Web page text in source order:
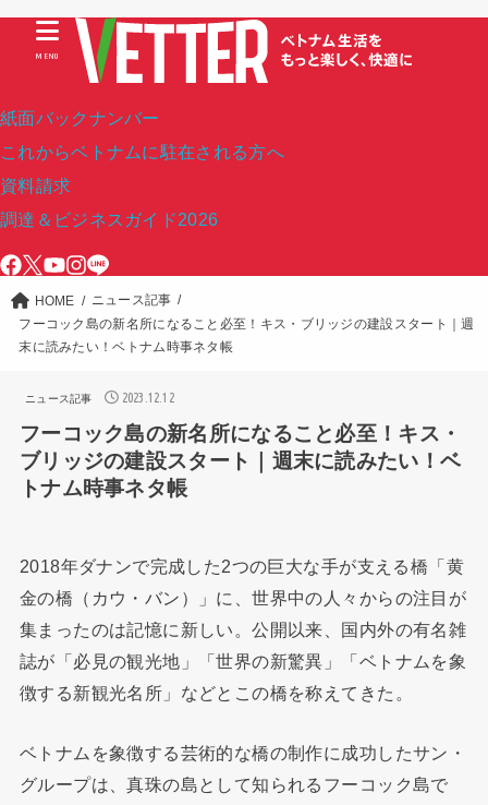
紙面バックナンバー
これからベトナムに駐在される方へ
資料請求
調達＆ビジネスガイド2026
MENU
HOME
ニュース記事
フーコック島の新名所になること必至！キス・ブリッジの建設スタート｜週
末に読みたい！ベトナム時事ネタ帳
ニュース記事 2023.12.12
フーコック島の新名所になること必至！キス・
ブリッジの建設スタート｜週末に読みたい！ベ
トナム時事ネタ帳
2018年ダナンで完成した2つの巨大な手が支える橋「黄
金の橋（カウ・バン）」に、世界中の人々からの注目が
集まったのは記憶に新しい。公開以来、国内外の有名雑
誌が「必見の観光地」「世界の新驚異」「ベトナムを象
徴する新観光名所」などとこの橋を称えてきた。
ベトナムを象徴する芸術的な橋の制作に成功したサン・
グループは、真珠の島として知られるフーコック島で